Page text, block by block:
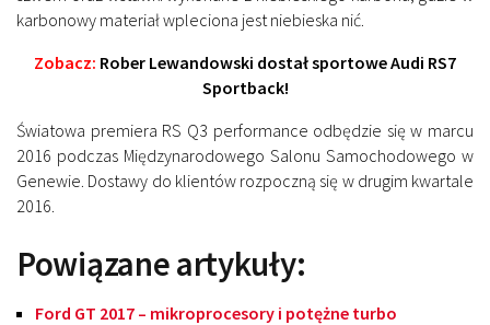
karbonowy materiał wpleciona jest niebieska nić.
Zobacz: Rober Lewandowski dostał sportowe Audi RS7
Sportback!
Światowa premiera RS Q3 performance odbędzie się w marcu
2016 podczas Międzynarodowego Salonu Samochodowego w
Genewie. Dostawy do klientów rozpoczną się w drugim kwartale
2016.
Powiązane artykuły:
Ford GT 2017 – mikroprocesory i potężne turbo